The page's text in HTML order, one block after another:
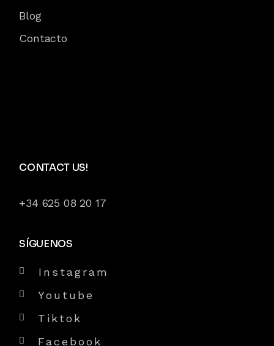
Blog
Contacto
CONTACT US!
+34 625 08 20 17
SÍGUENOS
Instagram
Youtube
Tiktok
Facebook